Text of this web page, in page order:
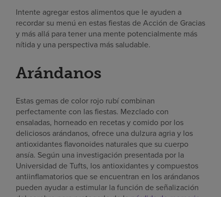
Intente agregar estos alimentos que le ayuden a
recordar su menú en estas fiestas de Acción de Gracias
y más allá para tener una mente potencialmente más
nítida y una perspectiva más saludable.
Arándanos
Estas gemas de color rojo rubí combinan
perfectamente con las fiestas. Mezclado con
ensaladas, horneado en recetas y comido por los
deliciosos arándanos, ofrece una dulzura agria y los
antioxidantes flavonoides naturales que su cuerpo
ansía. Según una investigación presentada por la
Universidad de Tufts, los antioxidantes y compuestos
antiinflamatorios que se encuentran en los arándanos
pueden ayudar a estimular la función de señalización